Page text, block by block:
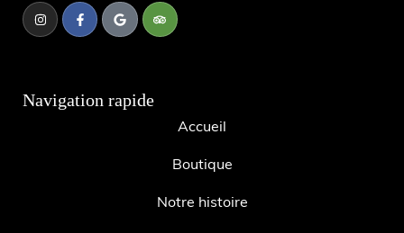
Navigation rapide
Accueil
Boutique
Notre histoire